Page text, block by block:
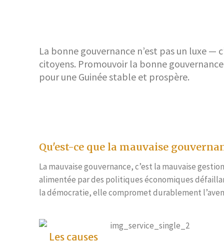
La bonne gouvernance n’est pas un luxe —
citoyens. Promouvoir la bonne
pour une Guinée stable et prospère.
Qu'est-ce que la mauvaise
La mauvaise gouvernance, c’est la mauvaise
alimentée par des politiques économiques
la démocratie, elle compromet durablement
Les causes